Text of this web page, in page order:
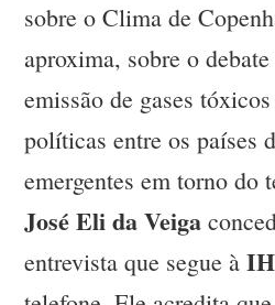
sobre o Clima de
aproxima, sobre o
emissão de gases
políticas entre os países
emergentes em torno do
José Eli da Veiga
entrevista que segue à